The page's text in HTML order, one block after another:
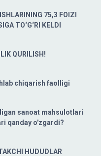
75,3 FOIZI
TO‘G‘RI KELDI
QURILISH!
chiqarish faolligi
sanoat mahsulotlari
qanday o'zgardi?
HUDUDLAR